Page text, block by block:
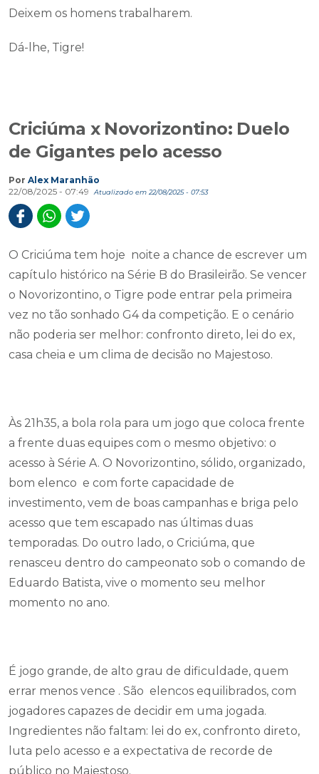
Deixem os homens trabalharem.
Dá-lhe, Tigre!
Criciúma x Novorizontino: Duelo
de Gigantes pelo acesso
Por Alex Maranhão
22/08/2025 - 07:49
Atualizado em 22/08/2025 - 07:53
O Criciúma tem hoje noite a chance de escrever um
capítulo histórico na Série B do Brasileirão. Se vencer
o Novorizontino, o Tigre pode entrar pela primeira
vez no tão sonhado G4 da competição. E o cenário
não poderia ser melhor: confronto direto, lei do ex,
casa cheia e um clima de decisão no Majestoso.
Às 21h35, a bola rola para um jogo que coloca frente
a frente duas equipes com o mesmo objetivo: o
acesso à Série A. O Novorizontino, sólido, organizado,
bom elenco e com forte capacidade de
investimento, vem de boas campanhas e briga pelo
acesso que tem escapado nas últimas duas
temporadas. Do outro lado, o Criciúma, que
renasceu dentro do campeonato sob o comando de
Eduardo Batista, vive o momento seu melhor
momento no ano.
É jogo grande, de alto grau de dificuldade, quem
errar menos vence . São elencos equilibrados, com
jogadores capazes de decidir em uma jogada.
Ingredientes não faltam: lei do ex, confronto direto,
luta pelo acesso e a expectativa de recorde de
público no Majestoso.